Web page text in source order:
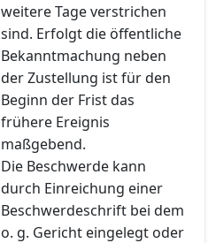
weitere Tage verstrichen
sind. Erfolgt die öffentliche
Bekanntmachung neben
der Zustellung ist für den
Beginn der Frist das
frühere Ereignis
maßgebend.
Die Beschwerde kann
durch Einreichung einer
Beschwerdeschrift bei dem
o. g. Gericht eingelegt oder